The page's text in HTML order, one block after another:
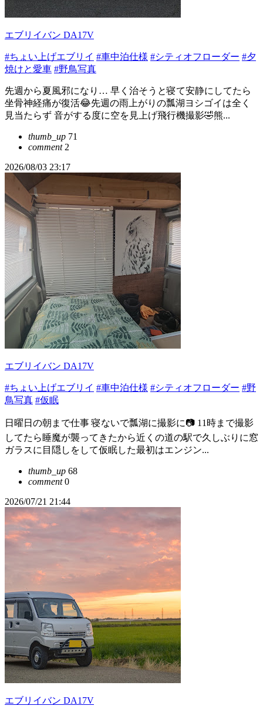
エブリイバン DA17V
#ちょい上げエブリイ #車中泊仕様 #シティオフローダー #夕
焼けと愛車 #野鳥写真
先週から夏風邪になり… 早く治そうと寝て安静にしてたら
坐骨神経痛が復活😂先週の雨上がりの瓢湖ヨシゴイは全く
見当たらず 音がする度に空を見上げ飛行機撮影🤣熊...
thumb_up 71
comment2
2026/08/03 23:17
エブリイバン DA17V
#ちょい上げエブリイ #車中泊仕様 #シティオフローダー #野
鳥写真 #仮眠
日曜日の朝まで仕事 寝ないで瓢湖に撮影に📷 11時まで撮影
してたら睡魔が襲ってきたから近くの道の駅で久しぶりに窓
ガラスに目隠しをして仮眠した最初はエンジン...
thumb_up 68
comment0
2026/07/21 21:44
エブリイバン DA17V